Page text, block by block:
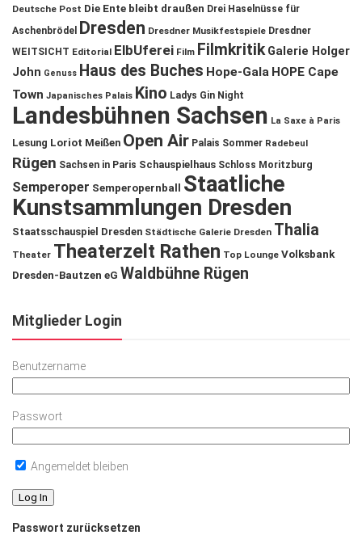
Deutsche Post Die Ente bleibt draußen Drei Haselnüsse für
Aschenbrödel
Dresden Dresdner Musikfestspiele Dresdner
WEITSICHT Editorial ElbUferei Film Filmkritik Galerie Holger
John Genuss Haus des Buches Hope-Gala HOPE Cape
Town Japanisches Palais Kino Ladys Gin Night
Landesbühnen Sachsen La Saxe à Paris
Lesung Loriot Meißen Open Air Palais Sommer Radebeul
Rügen Sachsen in Paris Schauspielhaus Schloss Moritzburg
Semperoper Semperopernball
Staatliche
Kunstsammlungen Dresden
Staatsschauspiel Dresden Städtische Galerie Dresden Thalia
Theater Theaterzelt Rathen Top Lounge Volksbank
Dresden-Bautzen eG Waldbühne Rügen
Mitglieder Login
Benutzername
Passwort
Angemeldet bleiben
Passwort zurücksetzen